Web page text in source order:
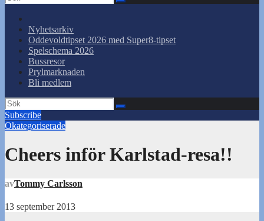
Nyhetsarkiv
Oddevoldtipset 2026 med Super8-tipset
Spelschema 2026
Bussresor
Prylmarknaden
Bli medlem
Subscribe
Okategoriserade
Cheers inför Karlstad-resa!!
avTommy Carlsson
13 september 2013